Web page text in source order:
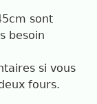
sont
besoin
si vous
fours.